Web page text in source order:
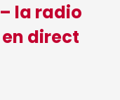
la radio
direct